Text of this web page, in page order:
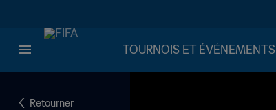
TOURNOIS ET ÉVÉNEMENTS
Retourner